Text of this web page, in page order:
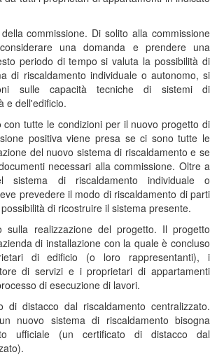
commissione. Di solito alla commissione
una domanda e prendere una
periodo di tempo si valuta la possibilità di
di riscaldamento individuale o autonomo, si
sulle capacità tecniche di sistemi di
e dell'edificio.
tutte le condizioni per il nuovo progetto di
positiva viene presa se ci sono tutte le
del nuovo sistema di riscaldamento e se
necessari alla commissione. Oltre a
sistema di riscaldamento individuale o
prevedere il modo di riscaldamento di parti
di ricostruire il sistema presente.
sulla realizzazione del progetto. Il progetto
di installazione con la quale è concluso
di edificio (o loro rappresentanti), i
di servizi e i proprietari di appartamenti
di esecuzione di lavori.
di distacco dal riscaldamento centralizzato.
nuovo sistema di riscaldamento bisogna
ufficiale (un certificato di distacco dal